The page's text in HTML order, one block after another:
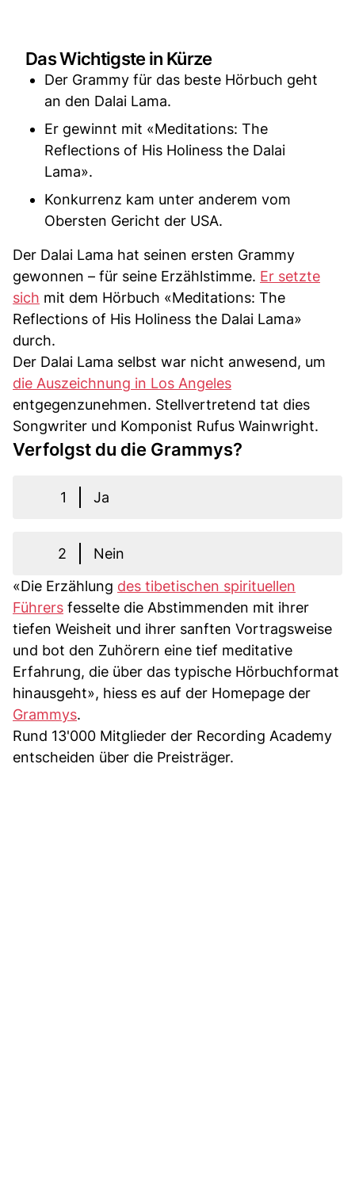
Das Wichtigste in Kürze
Der Grammy für das beste Hörbuch geht
an den Dalai Lama.
Er gewinnt mit «Meditations: The
Reflections of His Holiness the Dalai
Lama».
Konkurrenz kam unter anderem vom
Obersten Gericht der USA.
Der Dalai Lama hat seinen ersten Grammy
gewonnen – für seine Erzählstimme. Er setzte
sich mit dem Hörbuch «Meditations: The
Reflections of His Holiness the Dalai Lama»
durch.
Der Dalai Lama selbst war nicht anwesend, um
die Auszeichnung in Los Angeles
entgegenzunehmen. Stellvertretend tat dies
Songwriter und Komponist Rufus Wainwright.
Verfolgst du die Grammys?
1 Ja
2
Nein
«Die Erzählung des tibetischen spirituellen
Führers fesselte die Abstimmenden mit ihrer
tiefen Weisheit und ihrer sanften Vortragsweise
und bot den Zuhörern eine tief meditative
Erfahrung, die über das typische Hörbuchformat
hinausgeht», hiess es auf der Homepage der
Grammys.
Rund 13'000 Mitglieder der Recording Academy
entscheiden über die Preisträger.